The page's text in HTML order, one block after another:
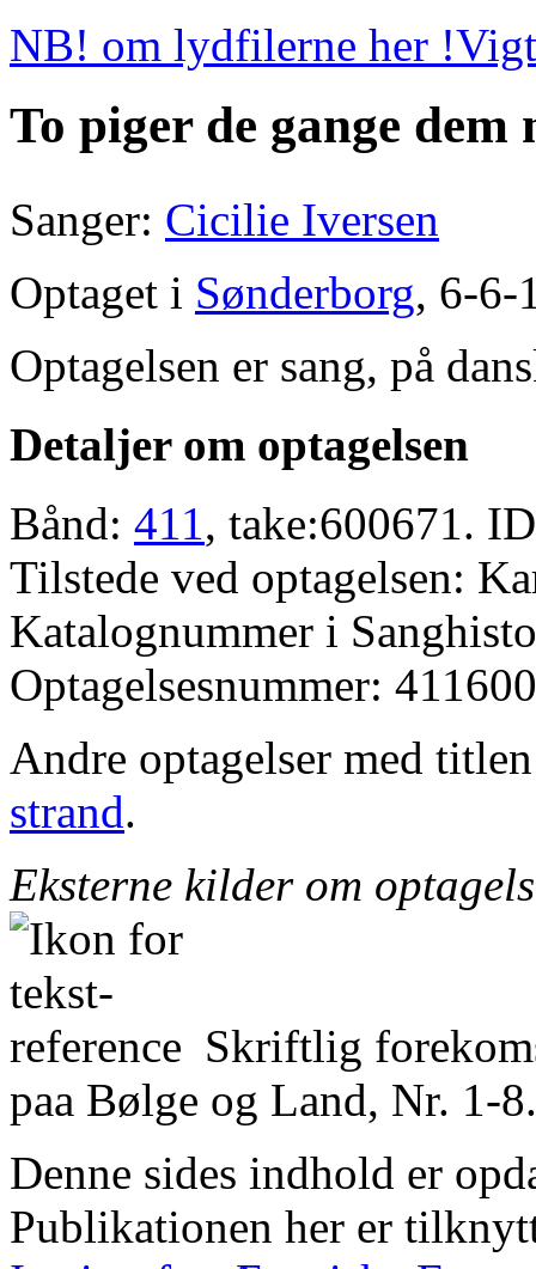
NB! om lydfilerne her !
To piger de gange
Sanger: Cicilie Iversen
Optaget i Sønderborg, 6-6-
Optagelsen er sang, på
Detaljer om optagelsen
Bånd: 411, take:600671.
Tilstede ved optagelsen:
Katalognummer i
Optagelsesnummer:
Andre optagelser med
strand.
Eksterne kilder om
Skriftlig
paa Bølge og Land, Nr. 1-
Denne sides indhold er
Publikationen her er